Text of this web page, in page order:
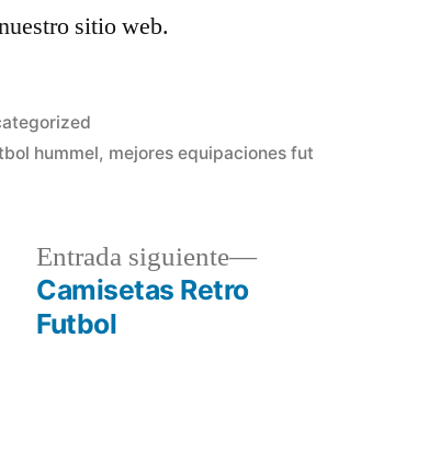
sitio web.
hummel, mejores equipaciones fut
Entrada siguiente
Entrada
Camisetas Retro
Futbol